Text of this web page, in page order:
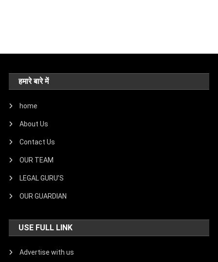
हमारे बारे में
home
About Us
Contact Us
OUR TEAM
LEGAL GURU’S
OUR GUARDIAN
USE FULL LINK
Advertise with us